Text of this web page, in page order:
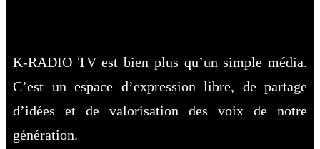
K-RADIO TV est bien plus qu’un simple média.
C’est un espace d’expression libre, de partage
d’idées et de valorisation des voix de notre
génération.